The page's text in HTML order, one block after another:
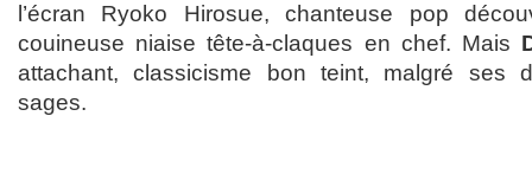
l’écran Ryoko Hirosue, chanteuse pop
couineuse niaise tête-à-claques en chef. Mais
attachant, classicisme bon teint, malgré ses
sages.